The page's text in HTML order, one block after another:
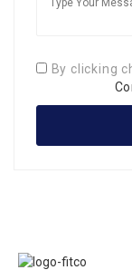
By clicking